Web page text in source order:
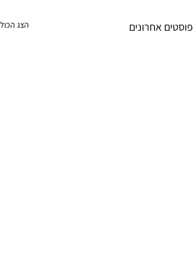
פוסטים אחרונים הצג הכול